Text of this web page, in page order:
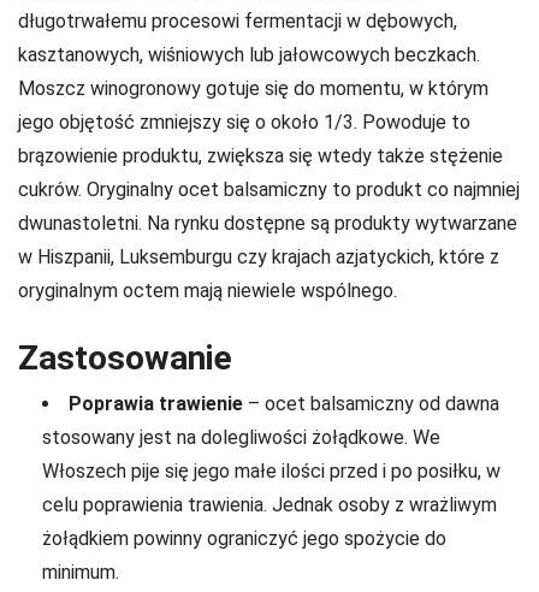
długotrwałemu procesowi fermentacji w dębowych,
kasztanowych, wiśniowych lub jałowcowych beczkach.
Moszcz winogronowy gotuje się do momentu, w którym
jego objętość zmniejszy się o około 1/3. Powoduje to
brązowienie produktu, zwiększa się wtedy także stężenie
cukrów. Oryginalny ocet balsamiczny to produkt co najmniej
dwunastoletni. Na rynku dostępne są produkty wytwarzane
w Hiszpanii, Luksemburgu czy krajach azjatyckich, które z
oryginalnym octem mają niewiele wspólnego.
Zastosowanie
Poprawia trawienie – ocet balsamiczny od dawna
stosowany jest na dolegliwości żołądkowe. We
Włoszech pije się jego małe ilości przed i po posiłku, w
celu poprawienia trawienia. Jednak osoby z wrażliwym
żołądkiem powinny ograniczyć jego spożycie do
minimum.